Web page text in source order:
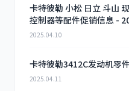
卡特彼勒 小松 日立 斗山
控制器等配件促销信息 -
2025.04.10
卡特彼勒3412C发动机零
2025.04.11